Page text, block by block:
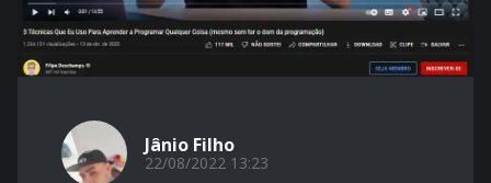
Jânio Filho
22/08/2022 13:23